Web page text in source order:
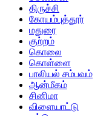
திருச்சி
கோயம்புத்தூர்
மதுரை
குற்றம்
கொலை
கொள்ளை
பாலியல் சம்பவம்
ஆன்மீகம்
சினிமா
விளையாட்டு